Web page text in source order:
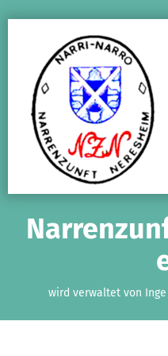
wird verwaltet von